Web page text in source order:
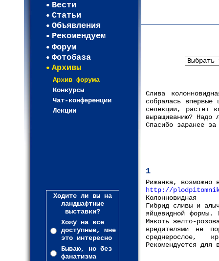
Вести
Статьи
Объявления
Рекомендуем
Форум
Фотобаза
Архивы
Архив форума
Конкурсы
Чат-конференции
Лекции
Ходите ли вы на
ландшафтные
выставки?
Хожу на все
доступные, мне
это интересно
Бываю, но без
фанатизма
Слива
собралась
селекции, растет
выращиванию? Надо
Спасибо заранее
1
Рижанка, возможно
http://
Колонновидная
Гибрид сливы и
яйцевидной
Мякоть желто-
вредителями не
среднерослое,
Рекомендуется для